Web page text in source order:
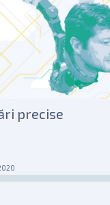
precise